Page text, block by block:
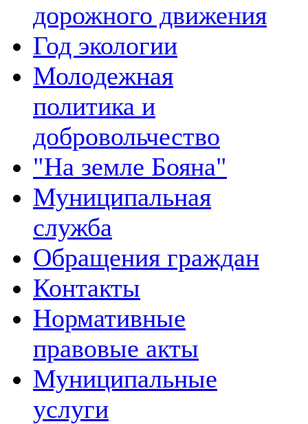
дорожного движения
Год экологии
Молодежная
политика и
добровольчество
"На земле Бояна"
Муниципальная
служба
Обращения граждан
Контакты
Нормативные
правовые акты
Муниципальные
услуги